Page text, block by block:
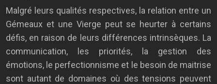
Malgré leurs qualités respectives, la relation entre un
Gémeaux et une Vierge peut se heurter à certains
défis, en raison de leurs différences intrinsèques. La
communication, les priorités, la gestion des
émotions, le perfectionnisme et le besoin de maitrise
sont autant de domaines où des tensions peuvent